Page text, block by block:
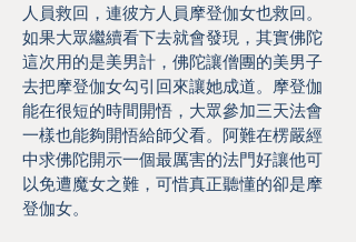
人員救回，連彼方人員摩登伽女也救回。
如果大眾繼續看下去就會發現，其實佛陀
這次用的是美男計，佛陀讓僧團的美男子
去把摩登伽女勾引回來讓她成道。摩登伽
能在很短的時間開悟，大眾參加三天法會
一樣也能夠開悟給師父看。阿難在楞嚴經
中求佛陀開示一個最厲害的法門好讓他可
以免遭魔女之難，可惜真正聽懂的卻是摩
登伽女。